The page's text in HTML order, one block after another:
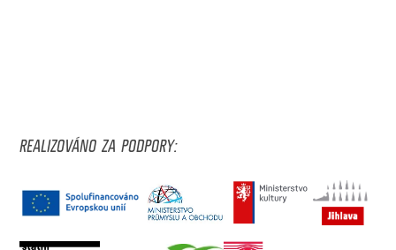
REALIZOVÁNO ZA PODPORY: